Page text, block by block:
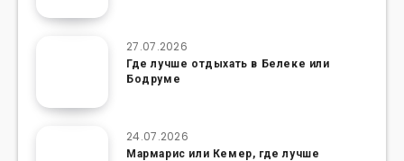
27.07.2026
Где лучше отдыхать в Белеке или
Бодруме
24.07.2026
Мармарис или Кемер, где лучше